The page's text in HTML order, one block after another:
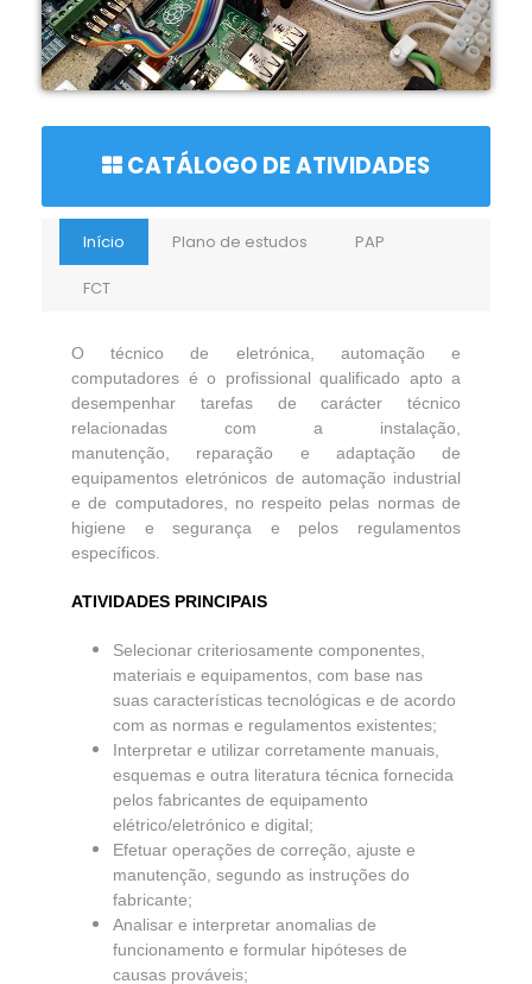
CATÁLOGO DE ATIVIDADES
Início Plano de estudos PAP
FCT
O técnico de eletrónica, automação e
computadores é o profissional qualificado apto a
desempenhar tarefas de carácter técnico
relacionadas com a instalação,
manutenção, reparação e adaptação de
equipamentos eletrónicos de automação industrial
e de computadores, no respeito pelas normas de
higiene e segurança e pelos regulamentos
específicos.
ATIVIDADES PRINCIPAIS
Selecionar criteriosamente componentes,
materiais e equipamentos, com base nas
suas características tecnológicas e de acordo
com as normas e regulamentos existentes;
Interpretar e utilizar corretamente manuais,
esquemas e outra literatura técnica fornecida
pelos fabricantes de equipamento
elétrico/eletrónico e digital;
Efetuar operações de correção, ajuste e
manutenção, segundo as instruções do
fabricante;
Analisar e interpretar anomalias de
funcionamento e formular hipóteses de
causas prováveis;